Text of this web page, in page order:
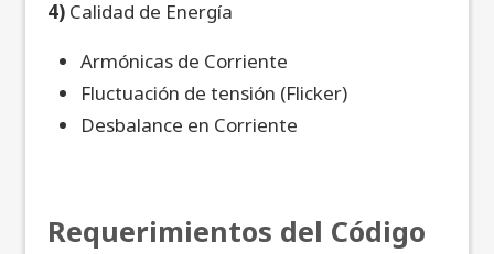
4) Calidad de Energía
Armónicas de Corriente
Fluctuación de tensión (Flicker)
Desbalance en Corriente
Requerimientos del Código